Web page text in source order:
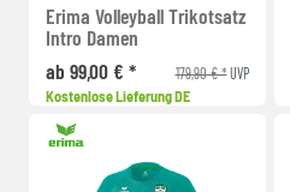
Erima Volleyball Trikotsatz
Intro Damen
ab 99,00 € *
179,90 € *UVP
Kostenlose Lieferung DE